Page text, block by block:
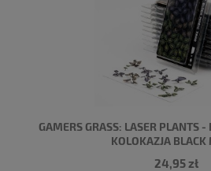
GAMERS GRASS: LASER PLANTS
KOLOKAZJA BLACK
24,95 zł